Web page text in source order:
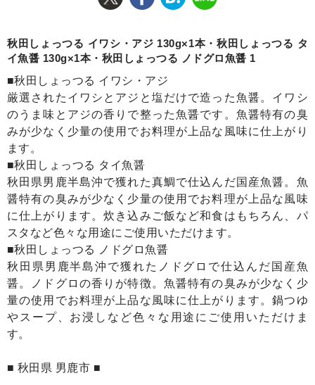
秋田しょっつる イワシ・アジ 130g×1本・秋田しょっつる タ
イ魚醤 130g×1本・秋田しょっつる ノドグロ魚醤 1
■秋田しょっつる イワシ・アジ
厳選されたイワシとアジと塩だけで造った魚醤。イワシ
のうま味とアジの香りで整った魚醤です。魚醤特有の臭
みが少なく少量の使用でお料理が上品な風味に仕上がり
ます。
■秋田しょっつる タイ魚醤
秋田県男鹿半島沖で獲れた真鯛で仕込んだ国産魚醤。魚
醤特有の臭みが少なく少量の使用でお料理が上品な風味
に仕上がります。炊き込みご飯など和食はもちろん、パ
スタなど色々な用途にご使用いただけます。
■秋田しょっつる ノドグロ魚醤
秋田県男鹿半島沖で獲れたノドグロで仕込んだ国産魚
醤。ノドグロの香りが特徴。魚醤特有の臭みが少なく少
量の使用でお料理が上品な風味に仕上がります。鍋つゆ
やスープ、お浸しなど色々な用途にご使用いただけま
す。
■ 秋田県 男鹿市 ■